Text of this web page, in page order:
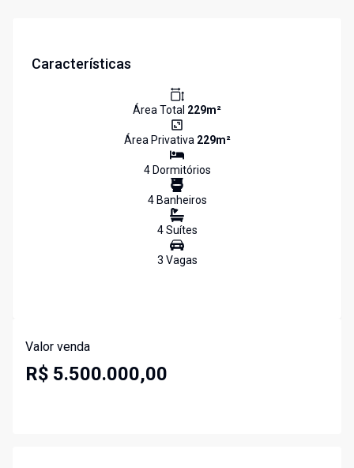
Características
Área Total 229m²
Área Privativa 229m²
4Dormitórios
4Banheiros
4Suítes
3 Vagas
Valor venda
R$ 5.500.000,00